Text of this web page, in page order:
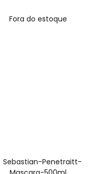
Fora do estoque